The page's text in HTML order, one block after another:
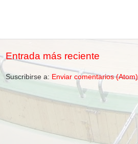
Entrada más reciente
Suscribirse a: Enviar comentarios (Atom)